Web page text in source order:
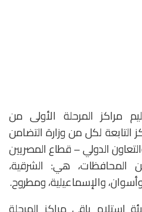
مراكز المرحلة الأولى من
التابعة لكل من وزارة التضامن
الدولي – قطاع المصريين
المحافظات، هي: الشرقية،
والإسماعيلية، ومطروح.